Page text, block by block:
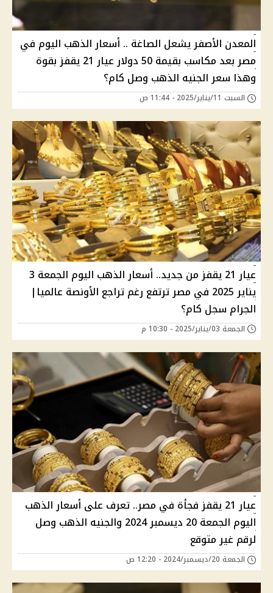
المعدن الأصفر يشعل الصاغة .. أسعار الذهب اليوم في
مصر بعد مكاسب بقيمة 50 دولار عيار 21 يقفز بقوة
وهذا سعر الجنيه الذهب وصل كام؟
السبت 11/يناير/2025 - 11:44 ص
عيار 21 يقفز من جديد.. أسعار الذهب اليوم الجمعة 3
يناير 2025 في مصر ترتفع رغم تراجع الأونصة عالميا|
الجرام سجل كام؟
الجمعة 03/يناير/2025 - 10:30 م
عيار 21 يقفز فجأة في مصر.. تعرف على أسعار الذهب
اليوم الجمعة 20 ديسمبر 2024 والجنيه الذهب وصل
لرقم غير متوقع
الجمعة 20/ديسمبر/2024 - 12:20 ص